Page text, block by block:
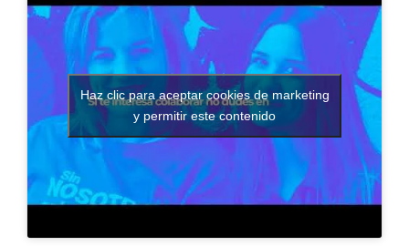
Haz clic para aceptar cookies de marketing
y permitir este contenido